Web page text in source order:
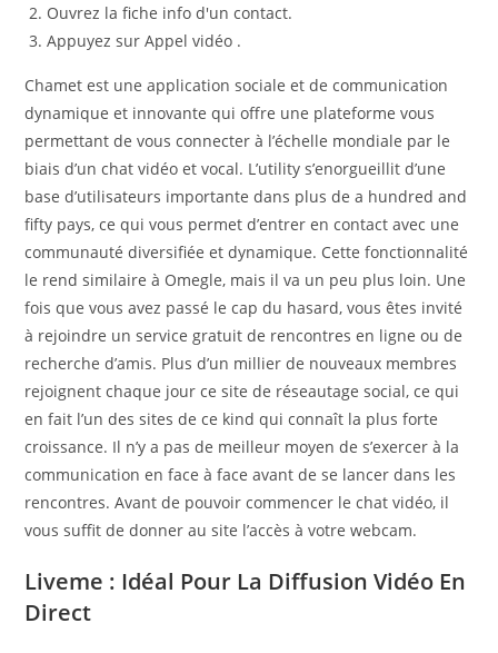
Ouvrez la fiche info d'un contact.
Appuyez sur Appel vidéo .
Chamet est une application sociale et de communication
dynamique et innovante qui offre une plateforme vous
permettant de vous connecter à l’échelle mondiale par le
biais d’un chat vidéo et vocal. L’utility s’enorgueillit d’une
base d’utilisateurs importante dans plus de a hundred and
fifty pays, ce qui vous permet d’entrer en contact avec une
communauté diversifiée et dynamique. Cette fonctionnalité
le rend similaire à Omegle, mais il va un peu plus loin. Une
fois que vous avez passé le cap du hasard, vous êtes invité
à rejoindre un service gratuit de rencontres en ligne ou de
recherche d’amis. Plus d’un millier de nouveaux membres
rejoignent chaque jour ce site de réseautage social, ce qui
en fait l’un des sites de ce kind qui connaît la plus forte
croissance. Il n’y a pas de meilleur moyen de s’exercer à la
communication en face à face avant de se lancer dans les
rencontres. Avant de pouvoir commencer le chat vidéo, il
vous suffit de donner au site l’accès à votre webcam.
Liveme : Idéal Pour La Diffusion Vidéo En
Direct